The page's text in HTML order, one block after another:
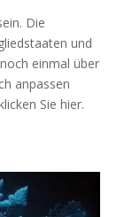
Die
und
einmal über
anpassen
Sie hier.